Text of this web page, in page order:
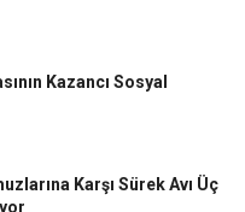
Kazancı Sosyal
Karşı Sürek Avı Üç